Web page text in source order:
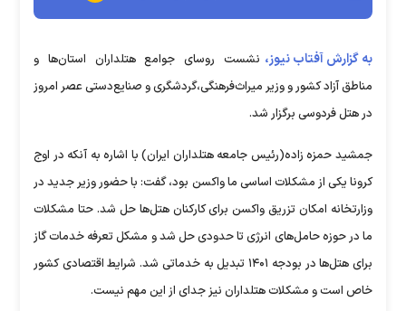
به گزارش آفتاب نیوز، نشست روسای جوامع هتلداران استان‌ها و
مناطق آزاد کشور و وزیر میراث‌فرهنگی،گردشگری و صنایع‌دستی عصر امروز
در هتل فردوسی برگزار شد.
جمشید حمزه زاده(رئیس جامعه هتلداران ایران) با اشاره به آنکه در اوج
کرونا یکی از مشکلات اساسی ما واکسن بود، گفت: با حضور وزیر جدید در
وزارتخانه امکان تزریق واکسن برای کارکنان هتل‌ها حل شد. حتا مشکلات
ما در حوزه حامل‌های انرژی تا حدودی حل شد و مشکل تعرفه خدمات گاز
برای هتل‌ها در بودجه ۱۴۰۱ تبدیل به خدماتی شد. شرایط اقتصادی کشور
خاص است و مشکلات هتلداران نیز جدای از این مهم نیست.